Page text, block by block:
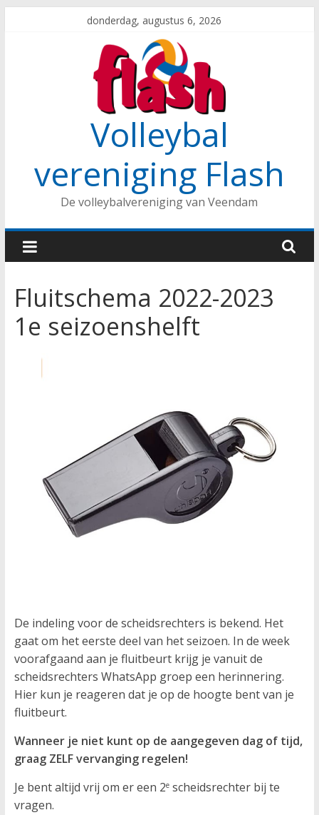
donderdag, augustus 6, 2026
Volleybal
vereniging Flash
De volleybalvereniging van Veendam
Fluitschema 2022-2023
1e seizoenshelft
De indeling voor de scheidsrechters is bekend. Het
gaat om het eerste deel van het seizoen. In de week
voorafgaand aan je fluitbeurt krijg je vanuit de
scheidsrechters WhatsApp groep een herinnering.
Hier kun je reageren dat je op de hoogte bent van je
fluitbeurt.
Wanneer je niet kunt op de aangegeven dag of tijd,
graag ZELF vervanging regelen!
Je bent altijd vrij om er een 2escheidsrechter bij te
vragen.